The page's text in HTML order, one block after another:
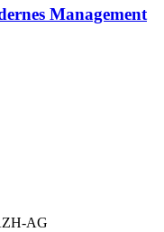
Management
AG